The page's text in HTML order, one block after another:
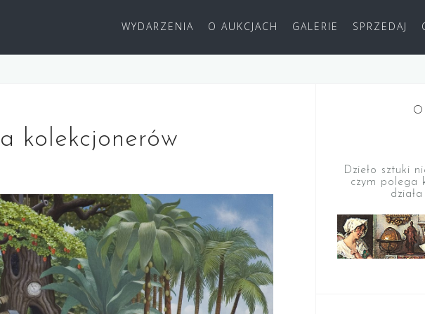
WYDARZENIA O AUKCJACH GALERIE SPRZEDAJ
kolekcjonerów
Dzieło sztuki
czym polega